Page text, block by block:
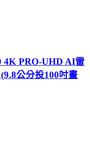
4K PRO-UHD AI雷
公分投100吋畫